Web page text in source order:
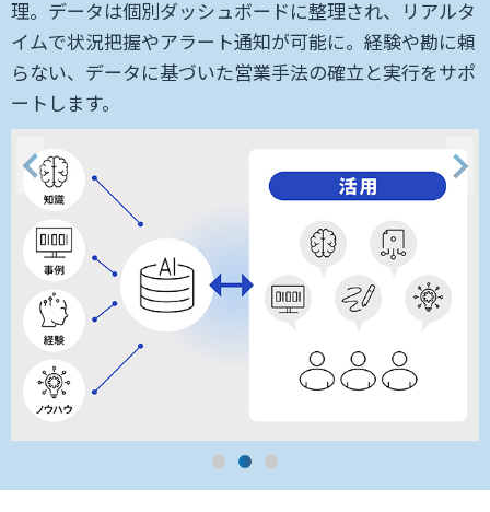
理。データは個別ダッシュボードに整理され、リアルタ
イムで状況把握やアラート通知が可能に。経験や勘に頼
らない、データに基づいた営業手法の確立と実行をサポ
ートします。